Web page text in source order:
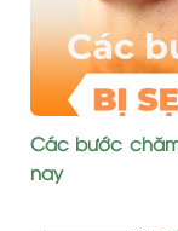
Các bước
nay